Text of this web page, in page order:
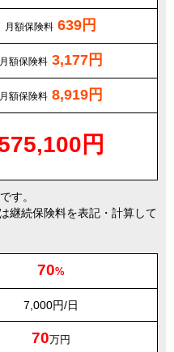
月額保険料 639円
月額保険料 3,177円
月額保険料 8,919円
円
す。
継続保険料を表記・計算して
70%
7,000円/日
70万円